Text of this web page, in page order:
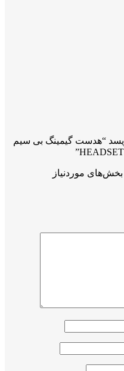
“هدست گیمینگ بی سیم
بخش‌های موردنیاز